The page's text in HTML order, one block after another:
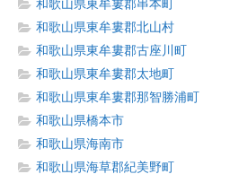
和歌山県東牟婁郡串本町
和歌山県東牟婁郡北山村
和歌山県東牟婁郡古座川町
和歌山県東牟婁郡太地町
和歌山県東牟婁郡那智勝浦町
和歌山県橋本市
和歌山県海南市
和歌山県海草郡紀美野町